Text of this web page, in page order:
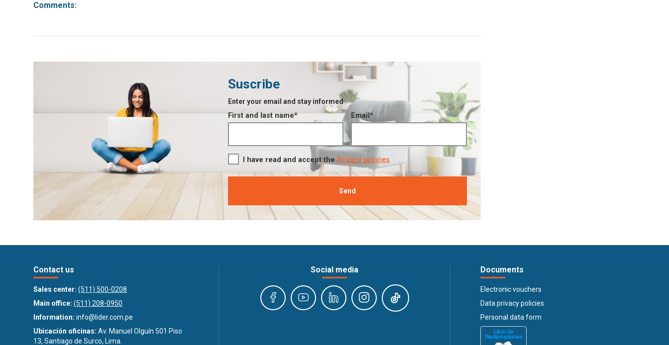
Comments:
Suscribe
Enter your email and stay informed
First and last name* Email*
I have read and accept the Privacy policies
Send
Contact us
Sales center: (511) 500-0208
Main office: (511) 208-0950
Information: info@lider.com.pe
Ubicación oficinas:Av. Manuel Olguín 501 Piso
13, Santiago de Surco, Lima.
Social media Documents
Electronic vouchers
Data privacy policies
Personal data form